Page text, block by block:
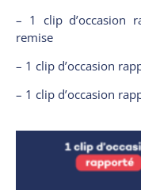
– 1 clip d’occasion
remise
– 1 clip d’occasion
– 1 clip d’occasion